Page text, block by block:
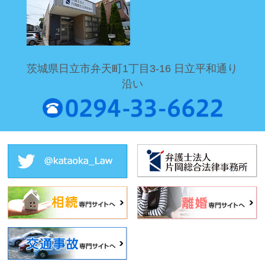
茨城県日立市弁天町1丁目3-16 日立平和通り
沿い